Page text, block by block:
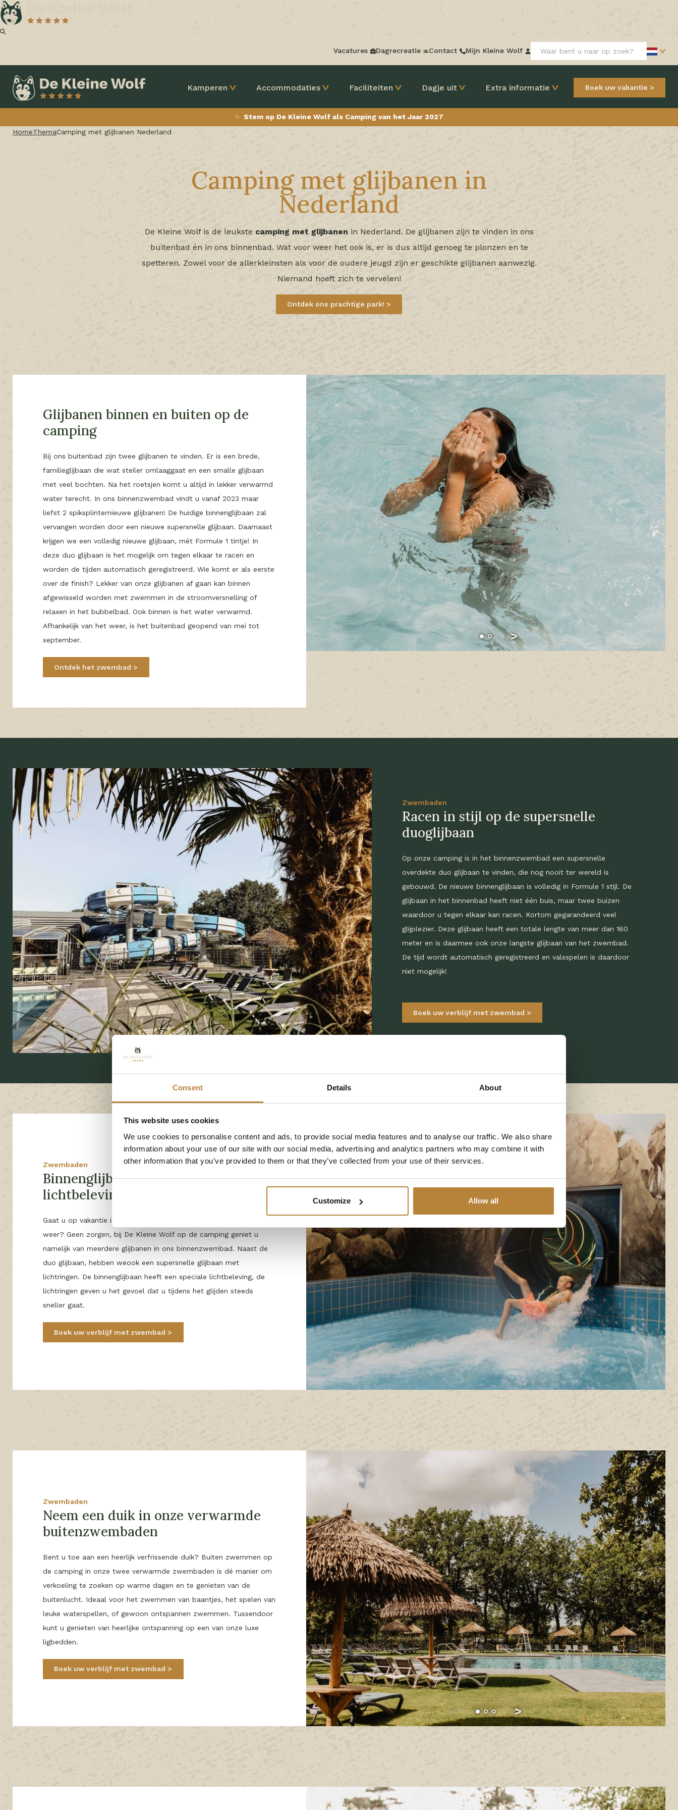
Consent Details About
This website uses cookies
We use cookies to personalise content and ads, to provide social media features and to analyse our traffic. We also share
information about your use of our site with our social media, advertising and analytics partners who may combine it with
other information that you’ve provided to them or that they’ve collected from your use of their services.
Customize Allow all
Vacatures Dagrecreatie Contact Mijn Kleine Wolf
Kamperen Accommodaties Faciliteiten Dagje uit Extra informatie Boek uw vakantie
✨ Stem op De Kleine Wolf als Camping van het Jaar 2027
HomeThemaCamping met glijbanen Nederland
Camping met glijbanen in
Nederland
De Kleine Wolf is de leukste camping met glijbanen in Nederland. De glijbanen zijn te vinden in ons
buitenbad én in ons binnenbad. Wat voor weer het ook is, er is dus altijd genoeg te plonzen en te
spetteren. Zowel voor de allerkleinsten als voor de oudere jeugd zijn er geschikte glijbanen aanwezig.
Niemand hoeft zich te vervelen!
Ontdek ons prachtige park!
Glijbanen binnen en buiten op de
camping
Bij ons buitenbad zijn twee glijbanen te vinden. Er is een brede,
familieglijbaan die wat steiler omlaaggaat en een smalle glijbaan
met veel bochten. Na het roetsjen komt u altijd in lekker verwarmd
water terecht. In ons binnenzwembad vindt u vanaf 2023 maar
liefst 2 spiksplinternieuwe glijbanen! De huidige binnenglijbaan zal
vervangen worden door een nieuwe supersnelle glijbaan. Daarnaast
krijgen we een volledig nieuwe glijbaan, mét Formule 1 tintje! In
deze duo glijbaan is het mogelijk om tegen elkaar te racen en
worden de tijden automatisch geregistreerd. Wie komt er als eerste
over de finish? Lekker van onze glijbanen af gaan kan binnen
afgewisseld worden met zwemmen in de stroomversnelling of
relaxen in het bubbelbad. Ook binnen is het water verwarmd.
Afhankelijk van het weer, is het buitenbad geopend van mei tot
september.
Ontdek het zwembad
Zwembaden
Racen in stijl op de supersnelle
duoglijbaan
Op onze camping is in het binnenzwembad een supersnelle
overdekte duo glijbaan te vinden, die nog nooit ter wereld is
gebouwd. De nieuwe binnenglijbaan is volledig in Formule 1 stijl. De
glijbaan in het binnenbad heeft niet één buis, maar twee buizen
waardoor u tegen elkaar kan racen. Kortom gegarandeerd veel
glijplezier. Deze glijbaan heeft een totale lengte van meer dan 160
meter en is daarmee ook onze langste glijbaan van het zwembad.
De tijd wordt automatisch geregistreerd en valsspelen is daardoor
niet mogelijk!
Boek uw verblijf met zwembad
Zwembaden
Binnenglijbaan met speciale
lichtbeleving
Gaat u op vakantie in Nederland en is het een dag wat minder
weer? Geen zorgen, bij De Kleine Wolf op de camping geniet u
namelijk van meerdere glijbanen in ons binnenzwembad. Naast de
duo glijbaan, hebben weook een supersnelle glijbaan met
lichtringen. De binnenglijbaan heeft een speciale lichtbeleving, de
lichtringen geven u het gevoel dat u tijdens het glijden steeds
sneller gaat.
Boek uw verblijf met zwembad
Zwembaden
Neem een duik in onze verwarmde
buitenzwembaden
Bent u toe aan een heerlijk verfrissende duik? Buiten zwemmen op
de camping in onze twee verwarmde zwembaden is dé manier om
verkoeling te zoeken op warme dagen en te genieten van de
buitenlucht. Ideaal voor het zwemmen van baantjes, het spelen van
leuke waterspellen, of gewoon ontspannen zwemmen. Tussendoor
kunt u genieten van heerlijke ontspanning op een van onze luxe
ligbedden.
Boek uw verblijf met zwembad